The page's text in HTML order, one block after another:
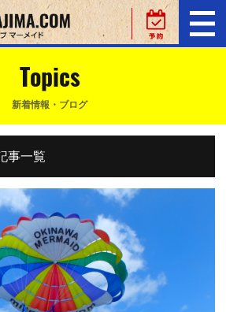
Topics
新着情報・ブログ
事一覧